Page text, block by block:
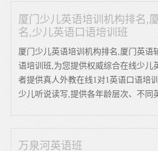
厦门少儿英语培训机构排名,
名,少儿英语口语培训班
厦门少儿英语培训机构排名,厦门英语
语培训班,为您提供权威综合在线少儿
者提供真人外教在线1对1英语口语培
少儿听说读写,提供各年龄层次、不同
万泉河英语班